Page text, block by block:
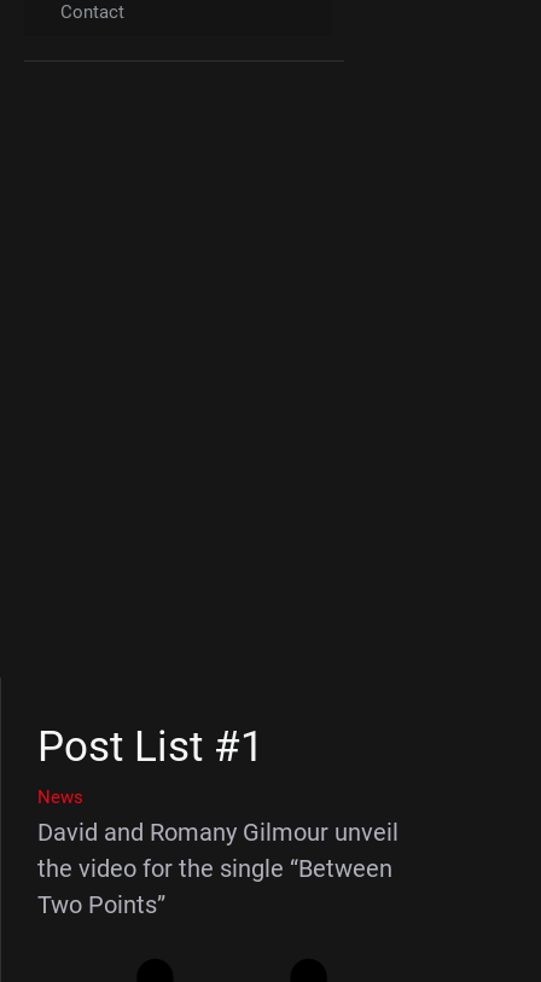
Contact
Post List #1
News
David and Romany Gilmour unveil
the video for the single “Between
Two Points”